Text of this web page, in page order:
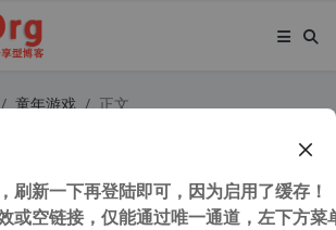
童年游戏 正文
红白机 魂斗罗1、2、3代
关视频
刷新一下再登陆即可，因为启用了缓存！
或空链接，仅能通过唯一通道，左下方菜